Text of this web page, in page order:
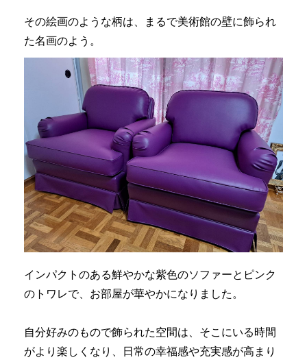
その絵画のような柄は、まるで美術館の壁に飾られ
た名画のよう。
インパクトのある鮮やかな紫色のソファーとピンク
のトワレで、お部屋が華やかになりました。
自分好みのもので飾られた空間は、そこにいる時間
がより楽しくなり、日常の幸福感や充実感が高まり